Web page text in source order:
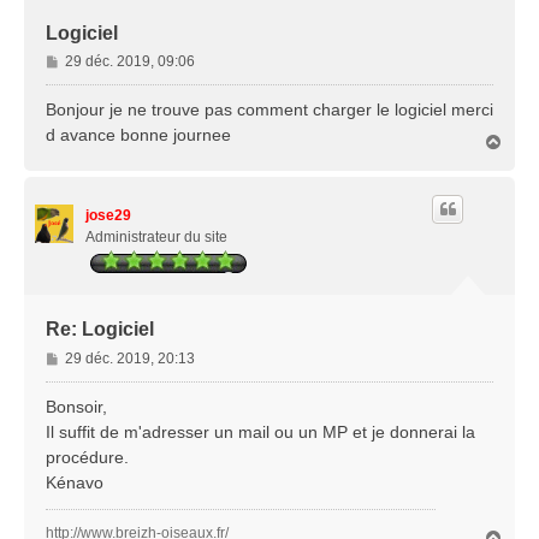
Logiciel
M
e
s
29 déc. 2019, 09:06
Bonjour je ne trouve pas comment charger le logiciel merci
d avance bonne journee
jose29
Administrateur du site
Re: Logiciel
M
e
s
g
e
29 déc. 2019, 20:13
Bonsoir,
Il suffit de m'adresser un mail ou un MP et je donnerai la
procédure.
Kénavo
http://www.breizh-oiseaux.fr/